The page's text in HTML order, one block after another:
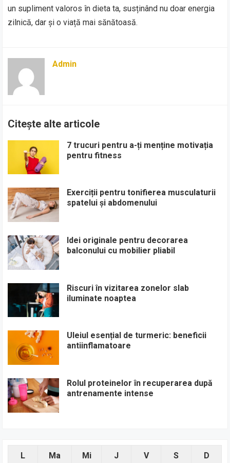
un supliment valoros în dieta ta, susținând nu doar energia
zilnică, dar și o viață mai sănătoasă.
Admin
Citește alte articole
7 trucuri pentru a-ți menține motivația
pentru fitness
Exerciții pentru tonifierea musculaturii
spatelui și abdomenului
Idei originale pentru decorarea
balconului cu mobilier pliabil
Riscuri în vizitarea zonelor slab
iluminate noaptea
Uleiul esențial de turmeric: beneficii
antiinflamatoare
Rolul proteinelor în recuperarea după
antrenamente intense
L Ma Mi J V S D